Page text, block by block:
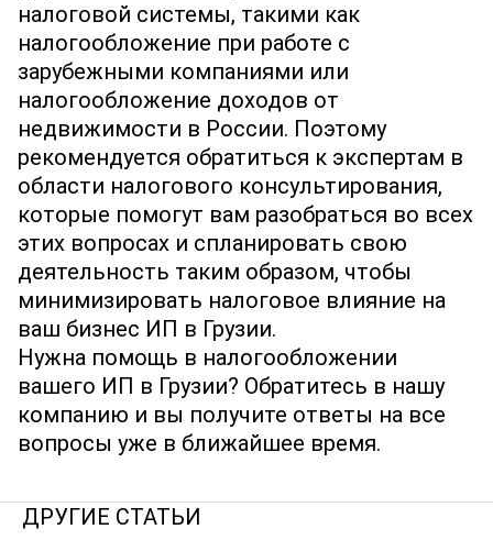
налоговой системы, такими как
налогообложение при работе с
зарубежными компаниями или
налогообложение доходов от
недвижимости в России. Поэтому
рекомендуется обратиться к экспертам в
области налогового консультирования,
которые помогут вам разобраться во всех
этих вопросах и спланировать свою
деятельность таким образом, чтобы
минимизировать налоговое влияние на
ваш бизнес ИП в Грузии.
Нужна помощь в налогообложении
вашего ИП в Грузии? Обратитесь в нашу
компанию и вы получите ответы на все
вопросы уже в ближайшее время.
ДРУГИЕ СТАТЬИ